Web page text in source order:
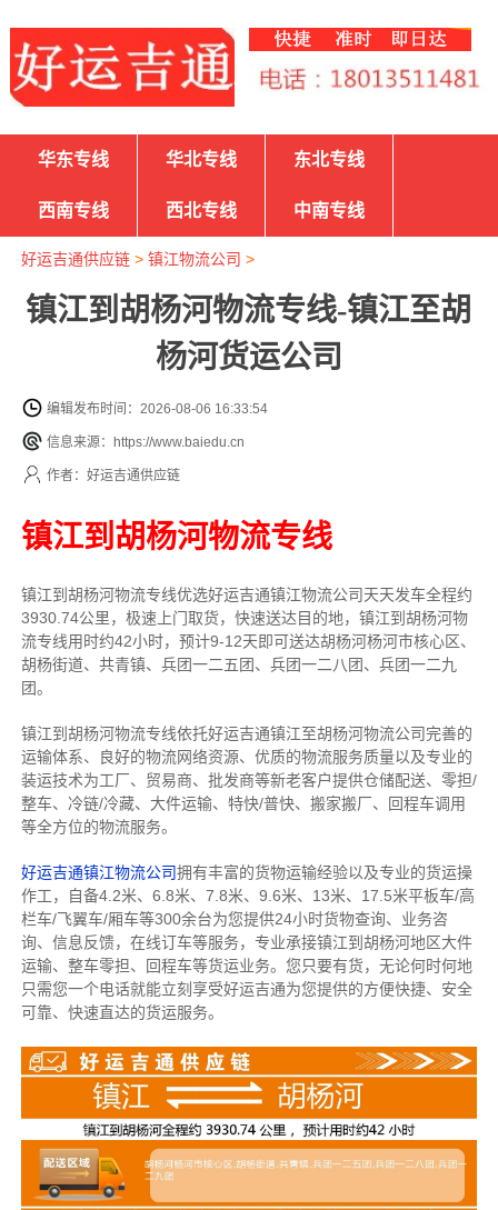
华东专线 华北专线 东北专线
西南专线 西北专线 中南专线
好运吉通供应链> 镇江物流公司 >
镇江到胡杨河物流专线-镇江至胡
杨河货运公司
编辑发布时间：2026-08-06 16:33:54
信息来源：https://www.baiedu.cn
作者：好运吉通供应链
镇江到胡杨河物流专线
镇江到胡杨河物流专线优选好运吉通镇江物流公司天天发车全程约
3930.74公里， 极速上门取货，快速送达目的地，镇江到胡杨河物
流专线用时约42小时，预计9-12天即可送达胡杨河杨河市核心区、
胡杨街道、共青镇、兵团一二五团、兵团一二八团、兵团一二九
团。
镇江到胡杨河物流专线依托好运吉通镇江至胡杨河物流公司完善的
运输体系、良好的物流网络资源、优质的物流服务质量以及专业的
装运技术为工厂、贸易商、批发商等新老客户提供仓储配送、零担/
整车、冷链/冷藏、大件运输、特快/普快、搬家搬厂、回程车调用
等全方位的物流服务。
好运吉通镇江物流公司拥有丰富的货物运输经验以及专业的货运操
作工，自备4.2米、6.8米、7.8米、9.6米、13米、17.5米平板车/高
栏车/飞翼车/厢车等300余台为您提供24小时货物查询、业务咨
询、信息反馈，在线订车等服务， 专业承接镇江到胡杨河地区大件
运输、整车零担、回程车等货运业务。 您只要有货，无论何时何地
只需您一个电话就能立刻享受好运吉通为您提供的方便快捷、安全
可靠、快速直达的货运服务。